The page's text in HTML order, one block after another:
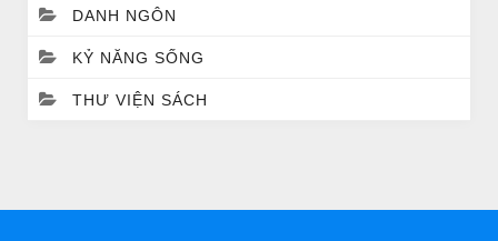
CHUYỆN Ý NGHĨA
Chuyện Ý Nghĩa: Chết vì yêu
DANH NGÔN
KỶ NĂNG SỐNG
THƯ VIỆN SÁCH